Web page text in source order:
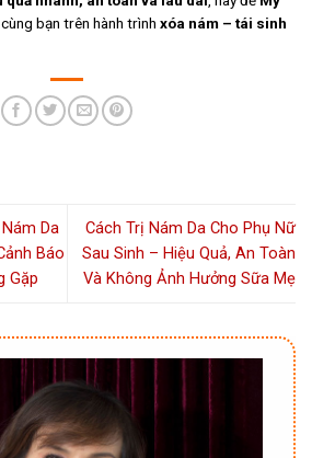
bạn trên hành trình xóa nám – tái sinh
Da
Báo
Gặp
Cách Trị Nám Da Cho Phụ Nữ
Sau Sinh – Hiệu Quả, An Toàn
Và Không Ảnh Hưởng Sữa Mẹ